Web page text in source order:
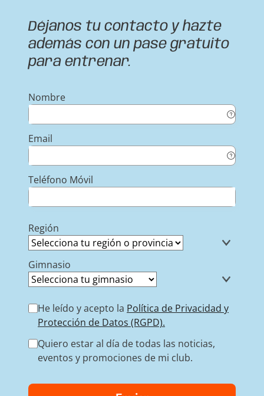
Déjanos tu contacto y hazte
además con un pase gratuito
para entrenar.
Nombre
Email
Teléfono Móvil
Región
Gimnasio
He leído y acepto la Política de Privacidad y
Protección de Datos (RGPD).
Quiero estar al día de todas las noticias,
eventos y promociones de mi club.